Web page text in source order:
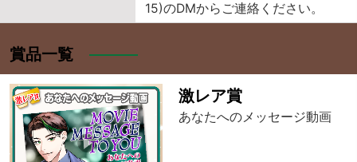
15)のDMからご連絡ください。
賞品一覧
激レア賞
あなたへのメッセージ動画